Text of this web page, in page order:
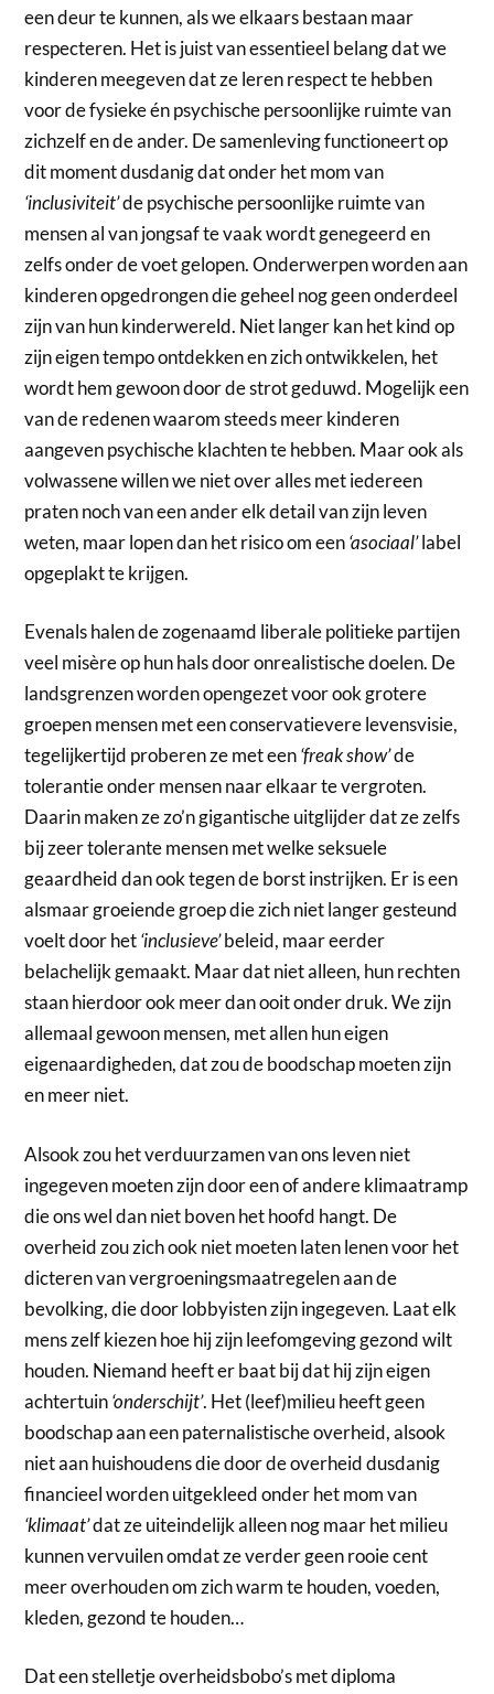
een deur te kunnen, als we elkaars bestaan maar
respecteren. Het is juist van essentieel belang dat we
kinderen meegeven dat ze leren respect te hebben
voor de fysieke én psychische persoonlijke ruimte van
zichzelf en de ander. De samenleving functioneert op
dit moment dusdanig dat onder het mom van
‘inclusiviteit’de psychische persoonlijke ruimte van
mensen al van jongsaf te vaak wordt genegeerd en
zelfs onder de voet gelopen. Onderwerpen worden aan
kinderen opgedrongen die geheel nog geen onderdeel
zijn van hun kinderwereld. Niet langer kan het kind op
zijn eigen tempo ontdekken en zich ontwikkelen, het
wordt hem gewoon door de strot geduwd. Mogelijk een
van de redenen waarom steeds meer kinderen
aangeven psychische klachten te hebben. Maar ook als
volwassene willen we niet over alles met iedereen
praten noch van een ander elk detail van zijn leven
weten, maar lopen dan het risico om een‘asociaal’label
opgeplakt te krijgen.
Evenals halen de zogenaamd liberale politieke partijen
veel misère op hun hals door onrealistische doelen. De
landsgrenzen worden opengezet voor ook grotere
groepen mensen met een conservatievere levensvisie,
tegelijkertijd proberen ze met een‘freak show’de
tolerantie onder mensen naar elkaar te vergroten.
Daarin maken ze zo’n gigantische uitglijder dat ze zelfs
bij zeer tolerante mensen met welke seksuele
geaardheid dan ook tegen de borst instrijken. Er is een
alsmaar groeiende groep die zich niet langer gesteund
voelt door het‘inclusieve’beleid, maar eerder
belachelijk gemaakt. Maar dat niet alleen, hun rechten
staan hierdoor ook meer dan ooit onder druk. We zijn
allemaal gewoon mensen, met allen hun eigen
eigenaardigheden, dat zou de boodschap moeten zijn
en meer niet.
Alsook zou het verduurzamen van ons leven niet
ingegeven moeten zijn door een of andere klimaatramp
die ons wel dan niet boven het hoofd hangt. De
overheid zou zich ook niet moeten laten lenen voor het
dicteren van vergroeningsmaatregelen aan de
bevolking, die door lobbyisten zijn ingegeven. Laat elk
mens zelf kiezen hoe hij zijn leefomgeving gezond wilt
houden. Niemand heeft er baat bij dat hij zijn eigen
achtertuin‘onderschijt’. Het (leef)milieu heeft geen
boodschap aan een paternalistische overheid, alsook
niet aan huishoudens die door de overheid dusdanig
financieel worden uitgekleed onder het mom van
‘klimaat’dat ze uiteindelijk alleen nog maar het milieu
kunnen vervuilen omdat ze verder geen rooie cent
meer overhouden om zich warm te houden, voeden,
kleden, gezond te houden…
Dat een stelletje overheidsbobo’s met diploma